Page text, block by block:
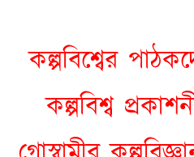
কল্পবিশ্বের
কল্পবিশ্ব